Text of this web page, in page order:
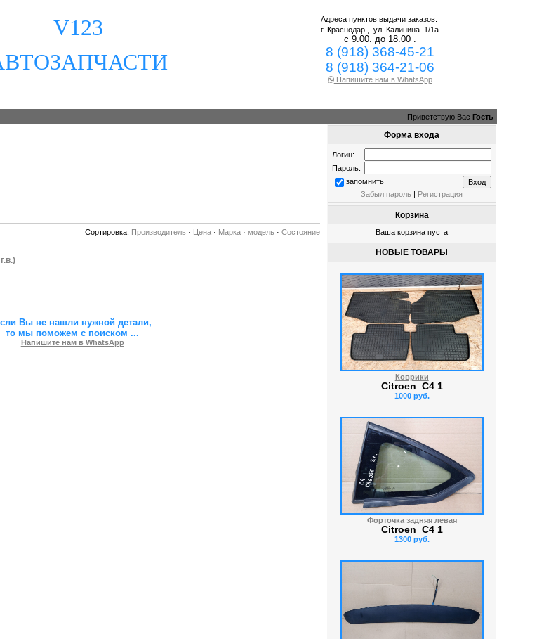
V123
Адреса пунктов выдачи заказов:
г. Краснодар.,ул. Калинина 1/1а
с 9.00. до 18.00 .
8 (918) 368-45-21
8 (918) 364-21-06
Напишите нам в WhatsApp
Приветствую Вас Гость
Сортировка: Производитель · Цена · Марка ·модель ·Состояние
Вы не нашли нужной детали,
то мы поможем с поиском...
Напишите нам в WhatsApp
Форма входа
Логин:
Пароль:
запомнить
Забыл пароль | Регистрация
Корзина
Ваша корзина пуста
НОВЫЕ ТОВАРЫ
Коврики
Citroen C4 1
1000 руб.
Форточка задняя левая
Citroen C4 1
1300 руб.